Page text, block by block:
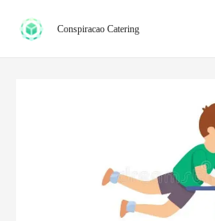
para
Conspiracao Catering